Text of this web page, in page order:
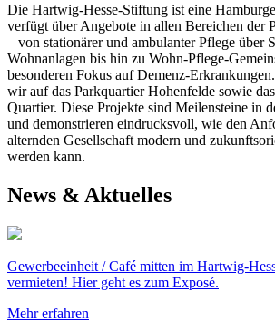
Die Hartwig-Hesse-Stiftung ist eine
verfügt über Angebote in allen Bereichen der
– von stationärer und ambulanter Pflege über
Wohnanlagen bis hin zu Wohn-Pflege-
besonderen Fokus auf Demenz-
wir auf das Parkquartier Hohenfelde sowie
Quartier. Diese Projekte sind Meilensteine in
und demonstrieren eindrucksvoll, wie den
alternden Gesellschaft modern und
werden kann.
News & Aktuelles
Gewerbeeinheit / Café mitten im Hartwig-
vermieten! Hier geht es zum Exposé.
Mehr erfahren